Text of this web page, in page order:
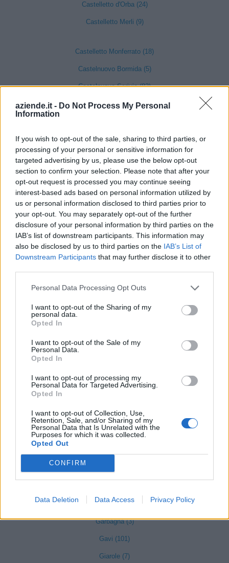
aziende.it - Do Not Process My Personal
Information
If you wish to opt-out of the sale, sharing to third parties, or
processing of your personal or sensitive information for
targeted advertising by us, please use the below opt-out
section to confirm your selection. Please note that after your
opt-out request is processed you may continue seeing
interest-based ads based on personal information utilized by
us or personal information disclosed to third parties prior to
your opt-out. You may separately opt-out of the further
disclosure of your personal information by third parties on the
IAB’s list of downstream participants. This information may
also be disclosed by us to third parties on the IAB’s List of
Downstream Participants that may further disclose it to other
Personal Data Processing Opt Outs
I want to opt-out of the Sharing of my
personal data.
Opted In
I want to opt-out of the Sale of my
Personal Data.
Opted In
I want to opt-out of processing my
Personal Data for Targeted Advertising.
Opted In
I want to opt-out of Collection, Use,
Retention, Sale, and/or Sharing of my
Personal Data that Is Unrelated with the
Purposes for which it was collected.
Opted Out
CONFIRM
Data Deletion Data Access Privacy Policy
Castelletto d'Orba (24)
Castelletto Merli (9)
Castelletto Monferrato (18)
Castelnuovo Bormida (5)
Castelnuovo Scrivia (82)
Castelspina (4)
Cella Monte (5)
Cereseto (5)
Cerreto Grue (1)
Cerrina Monferrato (15)
Coniolo (7)
Conzano (6)
Costa Vescovato (11)
Cremolino (18)
Fabbrica Curone (4)
Fraconalto (6)
Frascaro (3)
Frassineto Po (14)
Fresonara (3)
Fubine Monferrato (19)
Gamalero (6)
Garbagna (3)
Gavi (101)
Giarole (7)